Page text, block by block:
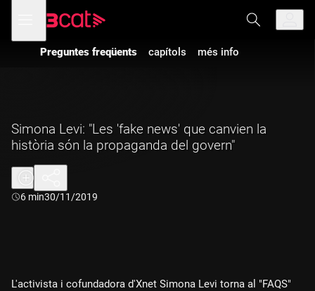
navegació
principal
menú
de
Preguntes freqüents capítols més info
Simona Levi: "Les 'fake news' que canvien la
història són la propaganda del govern"
Durada:
6 min30/11/2019
L'activista i cofundadora d'Xnet Simona Levi torna al "FAQS"